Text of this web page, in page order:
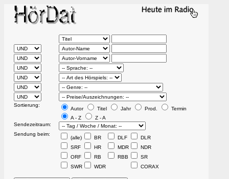
Sortierung:
Autor Titel Jahr Prod.
Termin
A - Z
Z - A
Sendezeitraum:
Sendung beim:
(alle) BR DLF
DLR
SRF
HR MDR
NDR
ORF
RB RBB
SR
SWR
WDR CORAX